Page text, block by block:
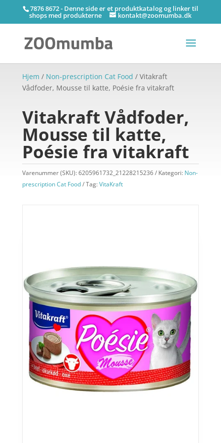
7876 8672 - Denne side er et produktkatalog og linker til
shops med produkterne kontakt@zoomumba.dk
Hjem / Non-prescription Cat Food / Vitakraft
Vådfoder, Mousse til katte, Poésie fra vitakraft
Vitakraft Vådfoder,
Mousse til katte,
Poésie fra vitakraft
Varenummer (SKU):6205961732_21228215236 Kategori: Non-
prescription Cat Food
Tag:VitaKraft